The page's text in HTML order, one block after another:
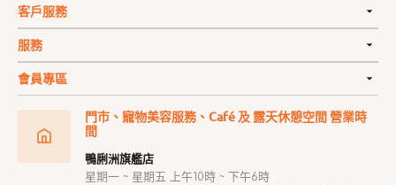
客戶服務
服務
會員專區
門市、寵物美容服務、Café 及 露天休憩空間 營業時
間
鴨脷洲旗艦店
星期一 ~ 星期五 上午10時 ~ 下午6時